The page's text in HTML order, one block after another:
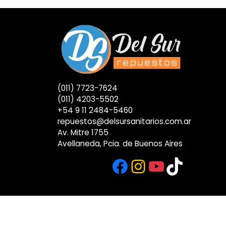
(011) 7723-7624
(011) 4203-5502
+54 9 11 2484-5460
repuestos@delsursanitarios.com.ar
Av. Mitre 1755
Avellaneda, Pcia. de Buenos Aires
Facebook
Instagram
TikTok